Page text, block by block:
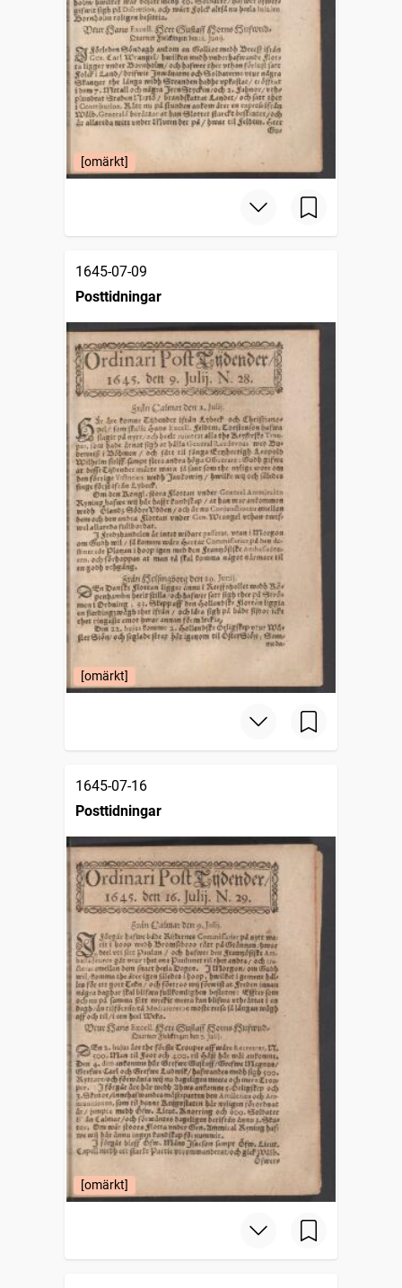
[omärkt]
1645-07-09
Posttidningar
[omärkt]
1645-07-16
Posttidningar
[omärkt]